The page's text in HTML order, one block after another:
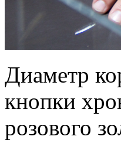
Диаметр
кнопки
розового